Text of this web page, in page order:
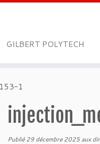
GILBERT POLYTECH
1
Publié 29 décembre 2025aux